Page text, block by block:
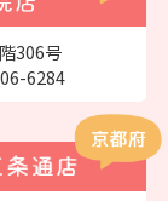
306号
6284